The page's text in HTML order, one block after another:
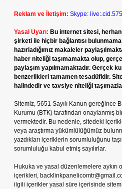
Reklam ve İletişim: Skype:
Yasal Uyarı: Bu internet sitesi,
şirketi ile hiçbir bağlantısı
hazırladığımız makaleler
haber niteliği taşımamakta olup,
paylaşım yapılmamaktadır. Gerçek
benzerlikleri tamamen tesadüfidir.
halindedir ve tavsiye niteliği
Sitemiz, 5651 Sayılı Kanun gereğince
Kurumu (BTK) tarafından onaylanmış
vermektedir. Bu nedenle, sitedeki
veya araştırma yükümlülüğümüz
yazdıkları içeriklerin sorumluluğunu
sorumluluğu kabul etmiş sayılırlar.
Hukuka ve yasal düzenlemelere
içerikleri,
ilgili içerikler yasal süre içerisinde